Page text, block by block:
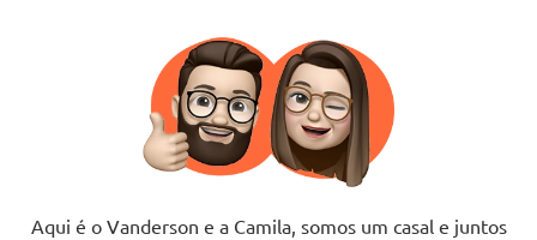
Aqui é o Vanderson e a Camila, somos um casal e juntos